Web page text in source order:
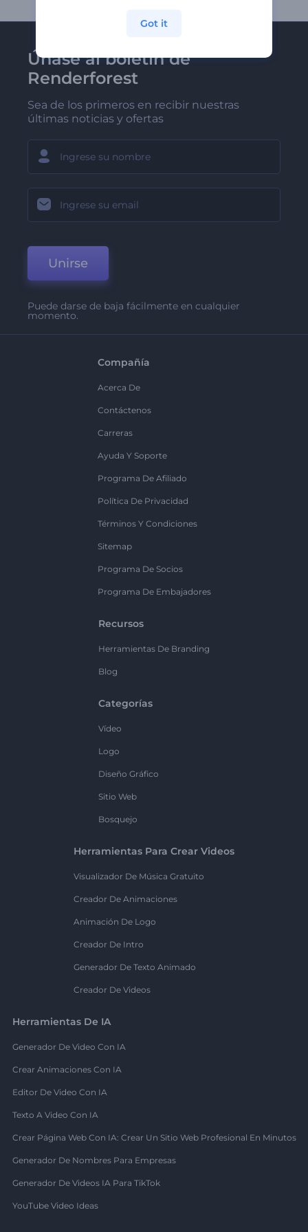
Únase al boletín de
Renderforest
Sea de los primeros en recibir nuestras
últimas noticias y ofertas
Unirse
Puede darse de baja fácilmente en cualquier
momento.
Compañía
Acerca De
Contáctenos
Carreras
Ayuda Y Soporte
Programa De Afiliado
Política De Privacidad
Términos Y Condiciones
Sitemap
Programa De Socios
Programa De Embajadores
Recursos
Herramientas De Branding
Blog
Categorías
Vídeo
Logo
Diseño Gráfico
Sitio Web
Bosquejo
Herramientas Para Crear Videos
Visualizador De Música Gratuito
Creador De Animaciones
Animación De Logo
Creador De Intro
Generador De Texto Animado
Creador De Videos
Herramientas De IA
Generador De Video Con IA
Crear Animaciones Con IA
Editor De Video Con IA
Texto A Video Con IA
Crear Página Web Con IA: Crear Un Sitio Web Profesional En Minutos
Generador De Nombres Para Empresas
Generador De Videos IA Para TikTok
YouTube Video Ideas
Got it